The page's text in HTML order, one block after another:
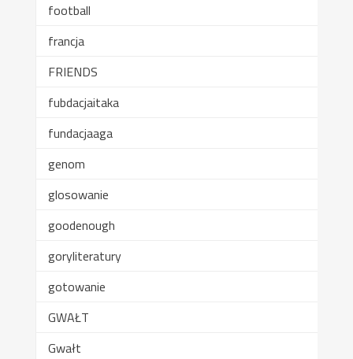
football
francja
FRIENDS
fubdacjaitaka
fundacjaaga
genom
glosowanie
goodenough
goryliteratury
gotowanie
GWAŁT
Gwałt